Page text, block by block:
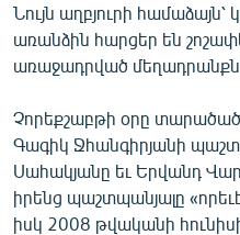
ՀԵՏԵՎԵՔ ՄԵԶ
«Ազատության» բոլոր
Նույն աղբյուրի
առանձին հարցեր են
առաջադրված
Չորեքշաբթի օրը տարածած
Գագիկ Ջհանգիրյանի
Սահակյանը եւ Երվանդ
իրենց պաշտպանյալը «որեւէ
իսկ 2008 թվականի